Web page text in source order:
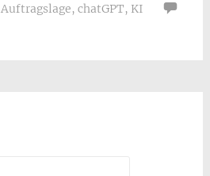
Auftragslage, chatGPT, KI